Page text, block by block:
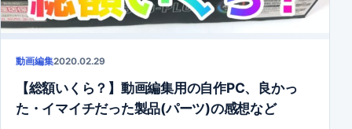
動画編集2020.02.29
【総額いくら？】動画編集用の自作PC、良かっ
た・イマイチだった製品(パーツ)の感想など